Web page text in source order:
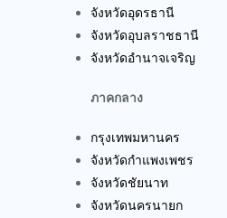
จังหวัดอุดรธานี
จังหวัดอุบลราชธานี
จังหวัดอำนาจเจริญ
ภาคกลาง
กรุงเทพมหานคร
จังหวัดกำแพงเพชร
จังหวัดชัยนาท
จังหวัดนครนายก